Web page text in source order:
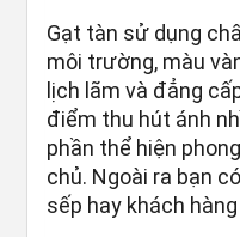
Gạt tàn sử dụng
môi trường, màu
lịch lãm và đẳng
điểm thu hút ánh
phần thể hiện
chủ. Ngoài ra bạn
sếp hay khách